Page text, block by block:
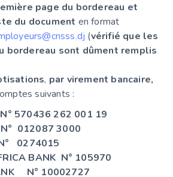
page du bordereau et
du document en format
(vérifié que les
bordereau sont dûment remplis
, par virement bancaire,
suivants :
570436 262 001 19
012087 3000
0274015
BANK N° 105970
N° 10002727